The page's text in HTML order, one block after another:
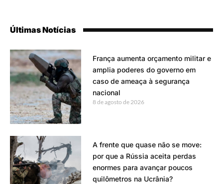
Últimas Notícias
França aumenta orçamento militar e
amplia poderes do governo em
caso de ameaça à segurança
nacional
8 de agosto de 2026
A frente que quase não se move:
por que a Rússia aceita perdas
enormes para avançar poucos
quilômetros na Ucrânia?